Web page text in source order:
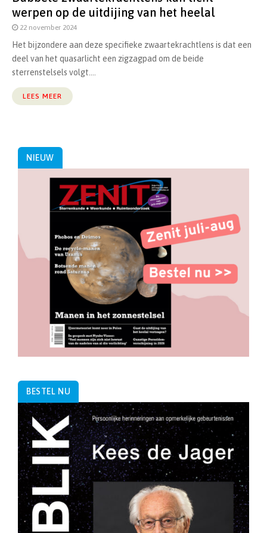
werpen op de uitdijing van het heelal
22 november 2024
Het bijzondere aan deze specifieke zwaartekrachtlens is dat een
deel van het quasarlicht een zigzagpad om de beide
sterrenstelsels volgt....
LEES MEER
NIEUW
BESTEL NU